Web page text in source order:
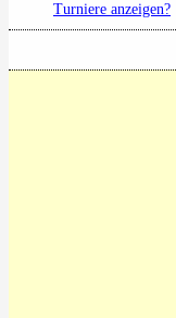
Turniere anzeigen?